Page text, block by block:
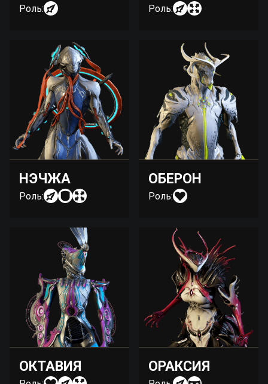
Роль: Роль:
НЭЧЖА
Роль:
ОБЕРОН
Роль:
ОКТАВИЯ ОРАКСИЯ